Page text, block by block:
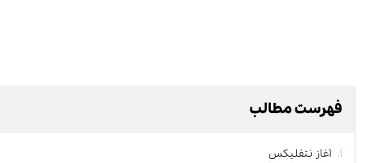
فهرست مطالب
آغاز نتفلیکس